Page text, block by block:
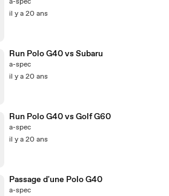
il y a 20 ans
Run Polo G40 vs Subaru
a-spec
il y a 20 ans
Run Polo G40 vs Golf G60
a-spec
il y a 20 ans
Passage d'une Polo G40
a-spec